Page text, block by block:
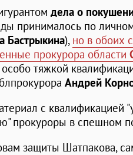
дела о
принималось по
Бастрыкина), но в обоих
прокурора области
тяжкой
Андрей
с квалификацией
прокуроры в спешном
защиты Шатпакова,